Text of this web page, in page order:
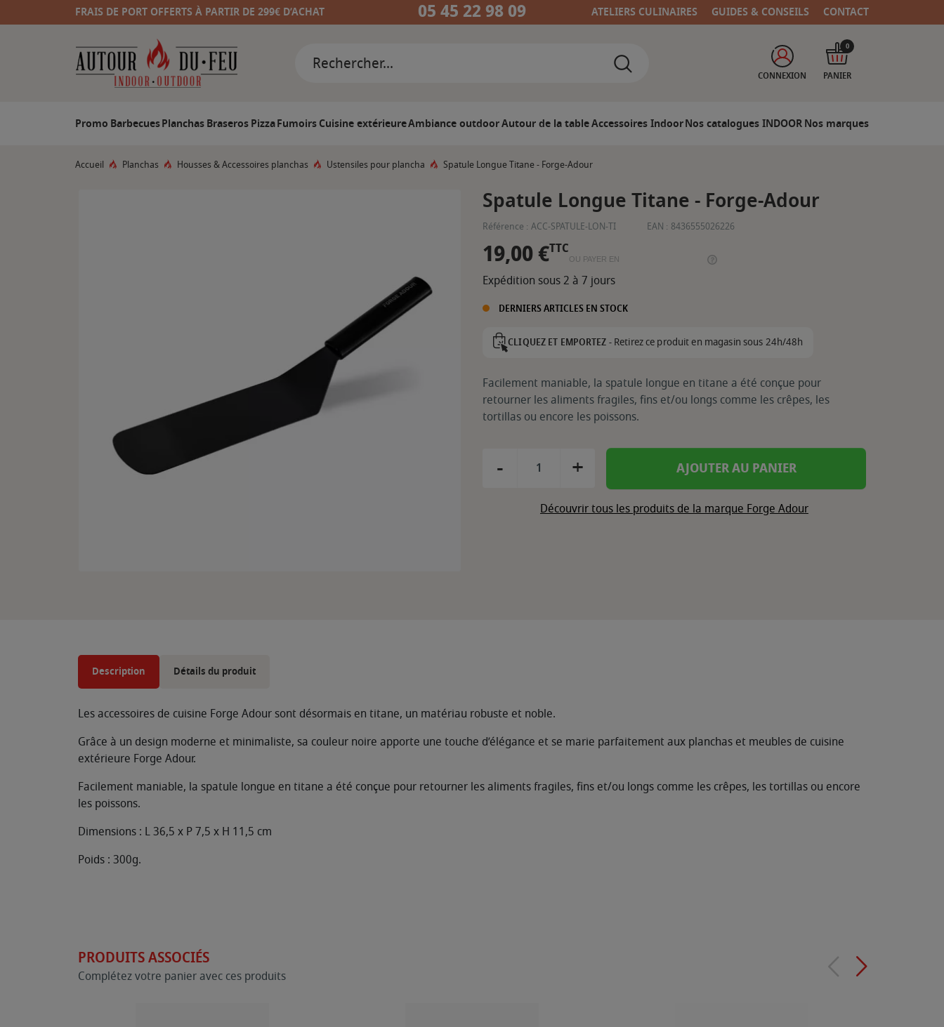
FRAIS DE PORT OFFERTS À PARTIR DE 299€ D’ACHAT 05 45 22 98 09 ATELIERS CULINAIRES GUIDES & CONSEILS CONTACT
CONNEXION PANIER
0
Promo BarbecuesPlanchasBraserosPizzaFumoirsCuisine extérieureAmbiance outdoorAutour de la tableAccessoires IndoorNos catalogues INDOORNos marques
Accueil Planchas Housses & Accessoires planchas Ustensiles pour plancha Spatule Longue Titane - Forge-Adour
Spatule Longue Titane - Forge-Adour
Référence : ACC-SPATULE-LON-TI EAN : 8436555026226
19,00 €TTC
OU PAYER EN
Expédition sous 2 à 7 jours
DERNIERS ARTICLES EN STOCK
CLIQUEZ ET EMPORTEZ -Retirez ce produit en magasin sous 24h/48h
Facilement maniable, la spatule longue en titane a été conçue pour
retourner les aliments fragiles, fins et/ou longs comme les crêpes, les
tortillas ou encore les poissons.
- + AJOUTER AU PANIER
Découvrir tous les produits de la marque Forge Adour
Description Détails du produit
Les accessoires de cuisine Forge Adour sont désormais en titane, un matériau robuste et noble.
Grâce à un design moderne et minimaliste, sa couleur noire apporte une touche d’élégance et se marie parfaitement aux planchas et meubles de cuisine
extérieure Forge Adour.
Facilement maniable, la spatule longue en titane a été conçue pour retourner les aliments fragiles, fins et/ou longs comme les crêpes, les tortillas ou encore
les poissons.
Dimensions : L 36,5 x P 7,5 x H 11,5 cm
Poids : 300g.
PRODUITS ASSOCIÉS
Complétez votre panier avec ces produits